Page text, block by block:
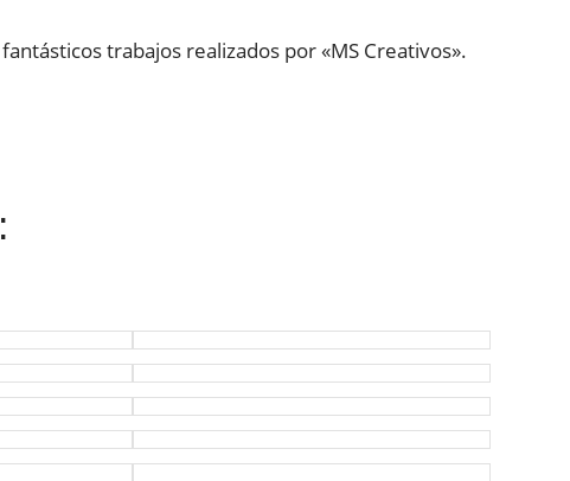
trabajos realizados por «MS Creativos».